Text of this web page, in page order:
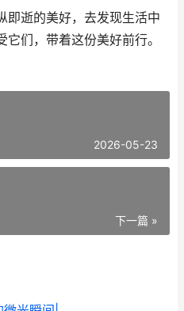
即逝的美好，去发现生活中
们，带着这份美好前行。
2026-05-23
下一篇 »